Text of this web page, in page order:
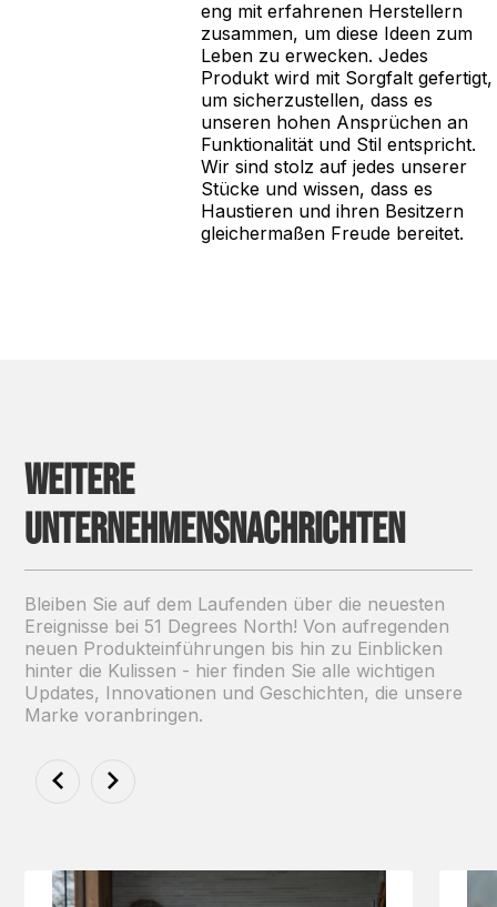
eng mit erfahrenen Herstellern
zusammen, um diese Ideen zum
Leben zu erwecken. Jedes
Produkt wird mit Sorgfalt gefertigt,
um sicherzustellen, dass es
unseren hohen Ansprüchen an
Funktionalität und Stil entspricht.
Wir sind stolz auf jedes unserer
Stücke und wissen, dass es
Haustieren und ihren Besitzern
gleichermaßen Freude bereitet.
Weitere
Unternehmensnachrichten
Bleiben Sie auf dem Laufenden über die neuesten
Ereignisse bei 51 Degrees North! Von aufregenden
neuen Produkteinführungen bis hin zu Einblicken
hinter die Kulissen - hier finden Sie alle wichtigen
Updates, Innovationen und Geschichten, die unsere
Marke voranbringen.